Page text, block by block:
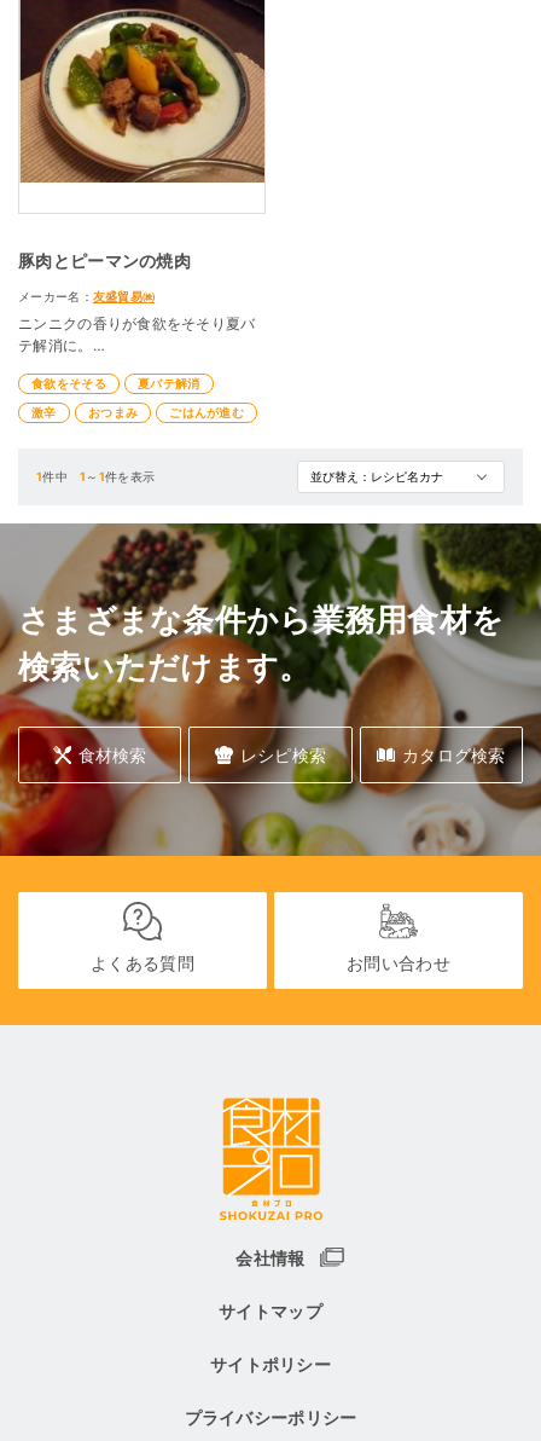
豚肉とピーマンの焼肉
メーカー名： 友盛貿易㈱
ニンニクの香りが食欲をそそり夏バ
テ解消に。
調整してください。
辛さがビールやご飯がすすむ調味料
食欲をそそる
夏バテ解消
激辛
おつまみ ごはんが進む
1件中1 ～ 1件を表示
さまざまな条件から業務用食材を
検索いただけます。
食材検索 レシピ検索 カタログ検索
よくある質問 お問い合わせ
会社情報
サイトマップ
サイトポリシー
プライバシーポリシー